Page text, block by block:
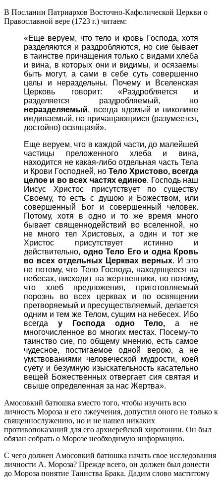
В Послании Патриархов Восточно-Кафолической Церкви о
Православной вере (1723 г.) читаем:
«Еще веруем, что тело и кровь Господа, хотя
разделяются и раздробляются, но сие бывает
в таинстве причащения только с видами хлеба
и вина, в которых они и видимы, и осязаемы
быть могут, а сами в себе суть совершенно
целы и нераздельны. Почему и Вселенская
Церковь говорит: «Раздробляется и
разделяется раздробляемый, но
неразделяемый, всегда ядомый и николиже
иждиваемый, но причащающиися (разумеется,
достойно) освящаяй».
Еще веруем, что в каждой части, до малейшей
частицы преложенного хлеба и вина,
находится не какая-либо отдельная часть Тела
и Крови Господней, но Тело Христово, всегда
целое и во всех частях единое. Господь наш
Иисус Христос присутствует по существу
Своему, то есть с душою и Божеством, или
совершенный Бог и совершенный человек.
Потому, хотя в одно и то же время много
бывает священнодействий во вселенной, но
не много тел Христовых, а один и тот же
Христос присутствует истинно и
действительно, одно Тело Его и одна Кровь
во всех отдельных Церквах верных. И это
не потому, что Тело Господа, находящееся на
небесах, нисходит на жертвенники, но потому,
что хлеб предложения, приготовляемый
порознь во всех церквах и по освящении
претворяемый и пресуществляемый, делается
одним и тем же Телом, сущим на небесех. Ибо
всегда у Господа одно Тело, а не
многочисленное во многих местах. Посему-то
таинство сие, по общему мнению, есть самое
чудесное, постигаемое одной верою, а не
умствованиями человеческой мудрости, коей
суету и безумную изыскательность касательно
вещей Божественных отвергает сия святая и
свыше определенная за нас Жертва».
Амосовкий батюшка вместо того, чтобы изучить всю
личность Мороза и его лжеучения, допустил оного не только к
священнослужению, но и не нашел никаких
противопоказаний для его архиерейской хиротонии. Он был
обязан собрать о Морозе необходимую информацию.
С чего должен Амосовкий батюшка начать свое исследования
личности А. Мороза? Прежде всего, он должен был донести
до Мороза понятие Таинства Брака. Дадим слово маститому